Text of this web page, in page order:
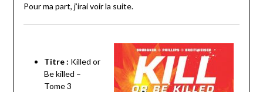
Pour ma part, j’irai voir la suite.
Titre : Killed or
Be killed –
Tome 3